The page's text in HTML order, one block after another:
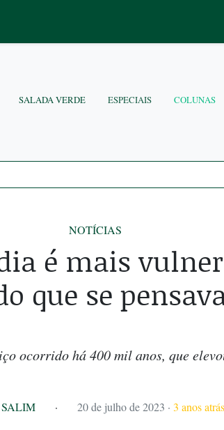
SALADA VERDE ESPECIAIS COLUNAS
NOTÍCIAS
é mais
que se
ocorrido há 400 mil anos, que
· 20 de julho de 2023 · 3 anos atrás